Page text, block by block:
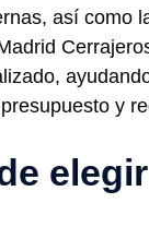
así como
y